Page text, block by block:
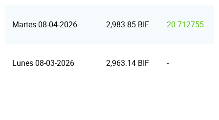
Martes 08-04-2026 2,983.85 BIF 20.712755
Lunes 08-03-2026 2,963.14 BIF -